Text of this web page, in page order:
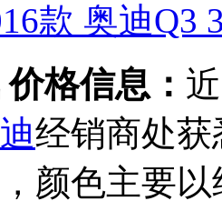
款 奥迪Q3
格信息：
经销商处
颜色主要